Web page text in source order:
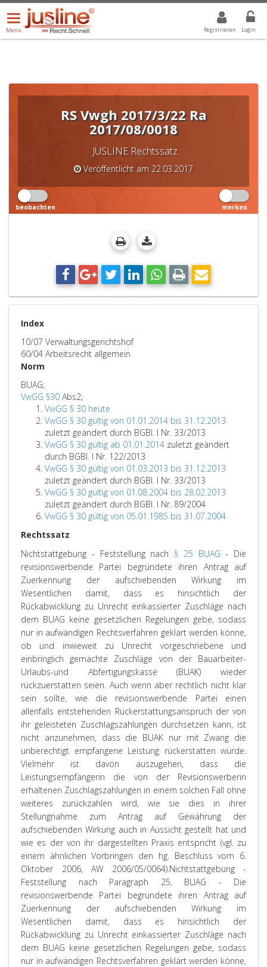
Registrieren Login
Menü
öffnen/schließen
Menü
ALLE DROPDOWN: GEWÄHLTER WERT IST ALLE
RS Vwgh 2017/3/22 Ra
2017/08/0018
JUSLINE Rechtssatz
Veröffentlicht am 22.03.2017
beobachten merken
Index
10/07 Verwaltungsgerichtshof
60/04 Arbeitsrecht allgemein
Norm
BUAG;
VwGG §30 Abs2;
VwGG § 30 heute
VwGG § 30 gültig von 01.01.2014 bis 31.12.2013
zuletzt geändert durch BGBl. I Nr. 33/2013
VwGG § 30 gültig ab 01.01.2014 zuletzt geändert
durch BGBl. I Nr. 122/2013
VwGG § 30 gültig von 01.03.2013 bis 31.12.2013
zuletzt geändert durch BGBl. I Nr. 33/2013
VwGG § 30 gültig von 01.08.2004 bis 28.02.2013
zuletzt geändert durch BGBl. I Nr. 89/2004
VwGG § 30 gültig von 05.01.1985 bis 31.07.2004
Rechtssatz
Nichtstattgebung - Feststellung nach § 25 BUAG - Die
revisionswerbende Partei begründete ihren Antrag auf
Zuerkennung der aufschiebenden Wirkung im
Wesentlichen damit, dass es hinsichtlich der
Rückabwicklung zu Unrecht einkassierter Zuschläge nach
dem BUAG keine gesetzlichen Regelungen gebe, sodass
nur in aufwändigen Rechtsverfahren geklärt werden könne,
ob und inwieweit zu Unrecht vorgeschriebene und
einbringlich gemachte Zuschläge von der Bauarbeiter-
Urlaubs-und Abfertigungskasse (BUAK) wieder
rückzuerstatten seien. Auch wenn aber rechtlich nicht klar
sein sollte, wie die revisionswerbende Partei einen
allenfalls entstehenden Rückerstattungsanspruch der von
ihr geleisteten Zuschlagszahlungen durchsetzen kann, ist
nicht anzunehmen, dass die BUAK nur mit Zwang die
unberechtigt empfangene Leistung rückerstatten würde.
Vielmehr ist davon auszugehen, dass die
Leistungsempfängerin die von der Revisionswerberin
erhaltenen Zuschlagszahlungen in einem solchen Fall ohne
weiteres zurückzahlen wird, wie sie dies in ihrer
Stellungnahme zum Antrag auf Gewährung der
aufschiebenden Wirkung auch in Aussicht gestellt hat und
wie es der von ihr dargestellten Praxis entspricht (vgl. zu
einem ähnlichen Vorbringen den hg. Beschluss vom 6.
Oktober 2006, AW 2006/05/0064).Nichtstattgebung -
Feststellung nach Paragraph 25, BUAG - Die
revisionswerbende Partei begründete ihren Antrag auf
Zuerkennung der aufschiebenden Wirkung im
Wesentlichen damit, dass es hinsichtlich der
Rückabwicklung zu Unrecht einkassierter Zuschläge nach
dem BUAG keine gesetzlichen Regelungen gebe, sodass
nur in aufwändigen Rechtsverfahren geklärt werden könne,